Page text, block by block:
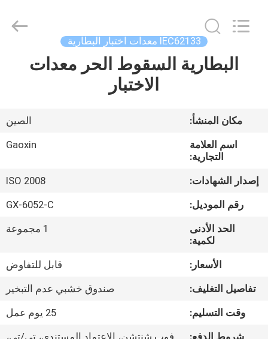
منزل،
منتجات
معلومات
عنا
جولة
المعمل
مراقبة
الجودة
Ltd.，.
IEC62133 معدات اختبار البطارية
البطارية السقوط الحر معدات
الاختبار
مكان المنشأ:
الصين
اسم العلامة
التجارية:
Gaoxin
إصدار الشهادات:
ISO 2008
رقم الموديل:
GX-6052-C
الحد الأدنى
لكمية:
1 مجموعة
الأسعار:
قابل للتفاوض
تفاصيل التغليف:
صندوق خشبي عدم التبخير
وقت التسليم:
25 يوم عمل